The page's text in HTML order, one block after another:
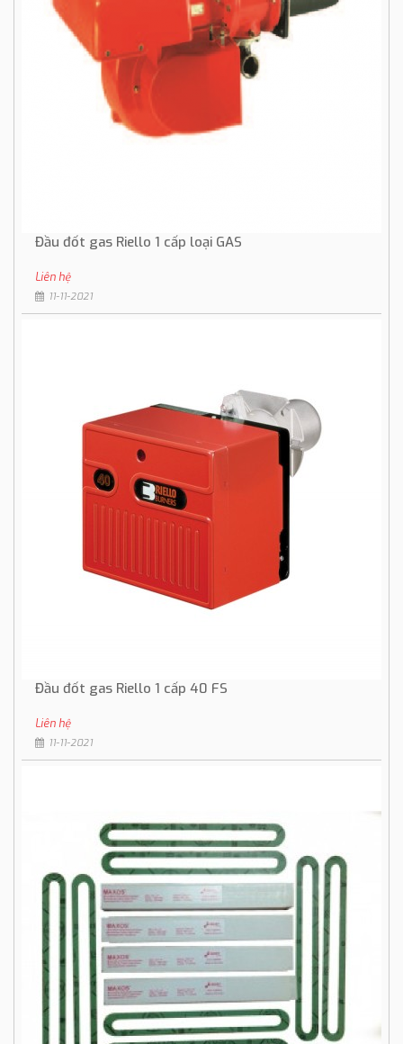
Đầu đốt gas Riello 1 cấp loại GAS
Liên hệ
11-11-2021
Đầu đốt gas Riello 1 cấp 40 FS
Liên hệ
11-11-2021